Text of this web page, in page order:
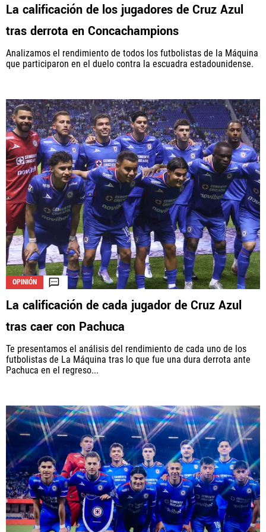
La calificación de los jugadores de Cruz Azul
tras derrota en Concachampions
Analizamos el rendimiento de todos los futbolistas de la Máquina
que participaron en el duelo contra la escuadra estadounidense.
OPINIÓN
La calificación de cada jugador de Cruz Azul
tras caer con Pachuca
Te presentamos el análisis del rendimiento de cada uno de los
futbolistas de La Máquina tras lo que fue una dura derrota ante
Pachuca en el regreso...